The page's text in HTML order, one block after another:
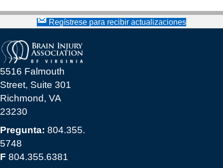
Regístrese para recibir actualizaciones
5516 Falmouth
Street, Suite 301
Richmond, VA
23230
Pregunta: 804.355.
5748
F 804.355.6381